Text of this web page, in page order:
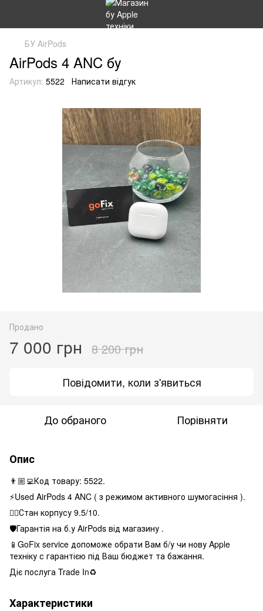
БУ AirPods
AirPods 4 ANC бу
Артикул: 5522 Написати відгук
Продано
7 000 грн 8 200 грн
Повідомити, коли з'явиться
До обраного Порівняти
Опис
👨🏼‍💻Код товару: 5522.
⚡️Used AirPods 4 ANC ( з режимом активного шумогасіння ).
👌🏻Стан корпусу 9.5/10.
🛡Гарантія на б.у AirPods від магазину .
📱GoFix service допоможе обрати Вам б/у чи нову Apple
техніку с гарантією під Ваш бюджет та бажання.
Діє послуга Trade In♻️
Характеристики